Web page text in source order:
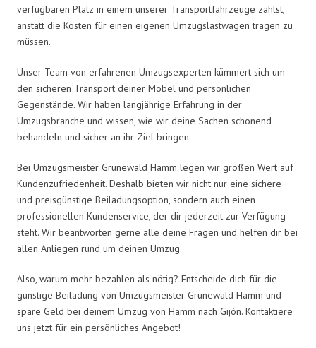
verfügbaren Platz in einem unserer Transportfahrzeuge zahlst,
anstatt die Kosten für einen eigenen Umzugslastwagen tragen zu
müssen.
Unser Team von erfahrenen Umzugsexperten kümmert sich um
den sicheren Transport deiner Möbel und persönlichen
Gegenstände. Wir haben langjährige Erfahrung in der
Umzugsbranche und wissen, wie wir deine Sachen schonend
behandeln und sicher an ihr Ziel bringen.
Bei Umzugsmeister Grunewald Hamm legen wir großen Wert auf
Kundenzufriedenheit. Deshalb bieten wir nicht nur eine sichere
und preisgünstige Beiladungsoption, sondern auch einen
professionellen Kundenservice, der dir jederzeit zur Verfügung
steht. Wir beantworten gerne alle deine Fragen und helfen dir bei
allen Anliegen rund um deinen Umzug.
Also, warum mehr bezahlen als nötig? Entscheide dich für die
günstige Beiladung von Umzugsmeister Grunewald Hamm und
spare Geld bei deinem Umzug von Hamm nach Gijón. Kontaktiere
uns jetzt für ein persönliches Angebot!